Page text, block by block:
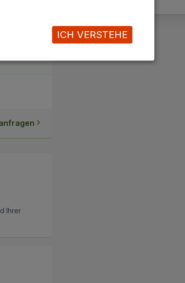
Ihrer
ICH VERSTEHE